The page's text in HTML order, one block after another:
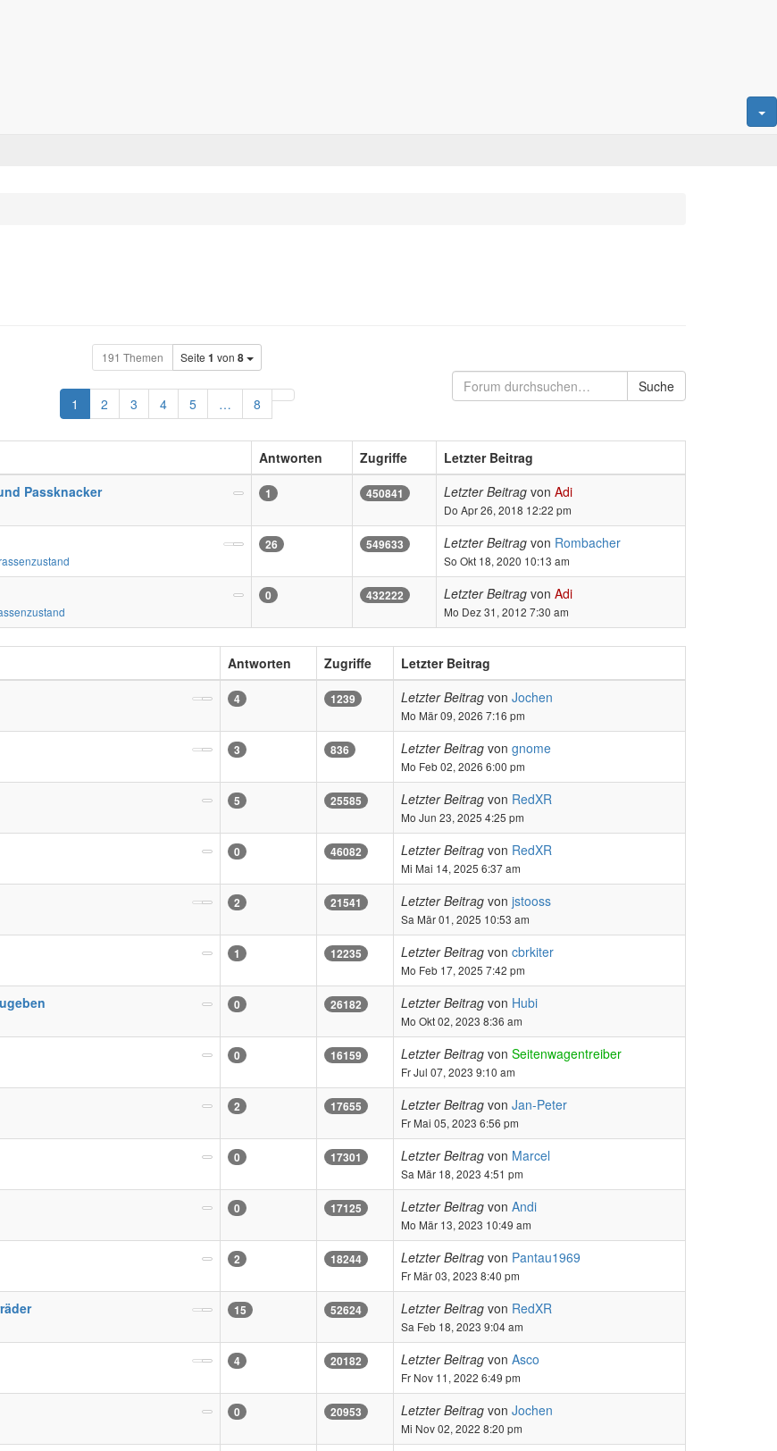
191 Themen Seite 1 von 8
1
2 3 4 5 … 8 Nächste
Suche
Antworten Zugriffe
Letzter Beitrag
Passknacker
1 450841 Letzter Beitrag von Adi
Do Apr 26, 2018 12:22 pm
26 549633 Letzter Beitrag von Rombacher
So Okt 18, 2020 10:13 am
0 432222 Letzter Beitrag von Adi
Mo Dez 31, 2012 7:30 am
Antworten Zugriffe
Letzter Beitrag
4 1239 Letzter Beitrag von Jochen
Mo Mär 09, 2026 7:16 pm
3 836 Letzter Beitrag von gnome
Mo Feb 02, 2026 6:00 pm
5 25585 Letzter Beitrag von RedXR
Mo Jun 23, 2025 4:25 pm
0 46082 Letzter Beitrag von RedXR
Mi Mai 14, 2025 6:37 am
2 21541 Letzter Beitrag von jstooss
Sa Mär 01, 2025 10:53 am
1 12235 Letzter Beitrag von cbrkiter
Mo Feb 17, 2025 7:42 pm
0 26182 Letzter Beitrag von Hubi
Mo Okt 02, 2023 8:36 am
0 16159 Letzter Beitrag von Seitenwagentreiber
Fr Jul 07, 2023 9:10 am
2 17655 Letzter Beitrag von Jan-Peter
Fr Mai 05, 2023 6:56 pm
0 17301 Letzter Beitrag von Marcel
Sa Mär 18, 2023 4:51 pm
0 17125 Letzter Beitrag von Andi
Mo Mär 13, 2023 10:49 am
2 18244 Letzter Beitrag von Pantau1969
Fr Mär 03, 2023 8:40 pm
15 52624 Letzter Beitrag von RedXR
Sa Feb 18, 2023 9:04 am
4 20182 Letzter Beitrag von Asco
Fr Nov 11, 2022 6:49 pm
0 20953 Letzter Beitrag von Jochen
Mi Nov 02, 2022 8:20 pm